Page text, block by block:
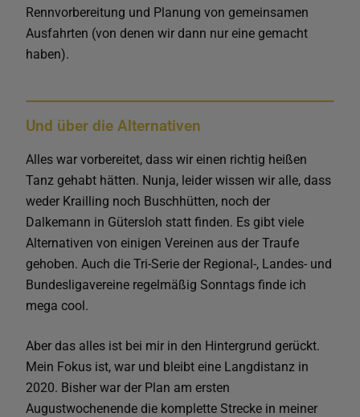
Rennvorbereitung und Planung von gemeinsamen
Ausfahrten (von denen wir dann nur eine gemacht
haben).
Und über die Alternativen
Alles war vorbereitet, dass wir einen richtig heißen
Tanz gehabt hätten. Nunja, leider wissen wir alle, dass
weder Krailling noch Buschhütten, noch der
Dalkemann in Gütersloh statt finden. Es gibt viele
Alternativen von einigen Vereinen aus der Traufe
gehoben. Auch die Tri-Serie der Regional-, Landes- und
Bundesligavereine regelmäßig Sonntags finde ich
mega cool.
Aber das alles ist bei mir in den Hintergrund gerückt.
Mein Fokus ist, war und bleibt eine Langdistanz in
2020. Bisher war der Plan am ersten
Augustwochenende die komplette Strecke in meiner